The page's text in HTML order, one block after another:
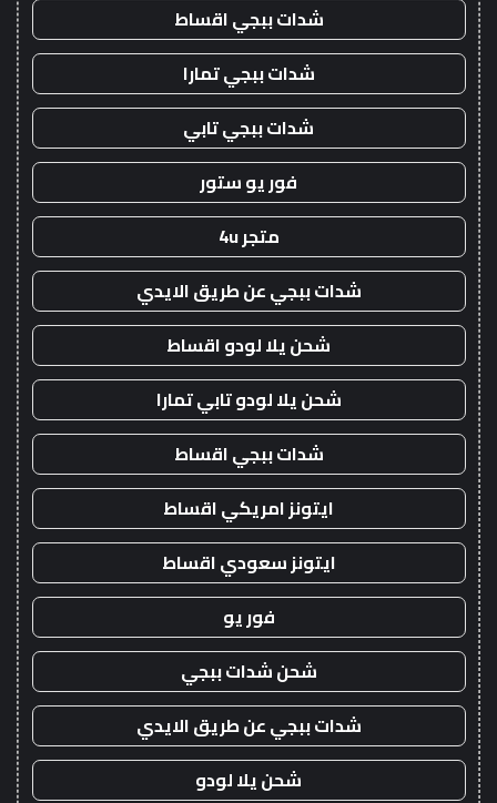
شدات ببجي اقساط
شدات ببجي تمارا
شدات ببجي تابي
فور يو ستور
متجر 4u
شدات ببجي عن طريق الايدي
شحن يلا لودو اقساط
شحن يلا لودو تابي تمارا
شدات ببجي اقساط
ايتونز امريكي اقساط
ايتونز سعودي اقساط
فور يو
شحن شدات ببجي
شدات ببجي عن طريق الايدي
شحن يلا لودو